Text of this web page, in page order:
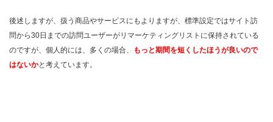
後述しますが、扱う商品やサービスにもよりますが、標準設定ではサイト訪
問から30日までの訪問ユーザーがリマーケティングリストに保持されている
のですが、個人的には、多くの場合、
もっと期間を短くしたほうが良いので
はないかと考えています。